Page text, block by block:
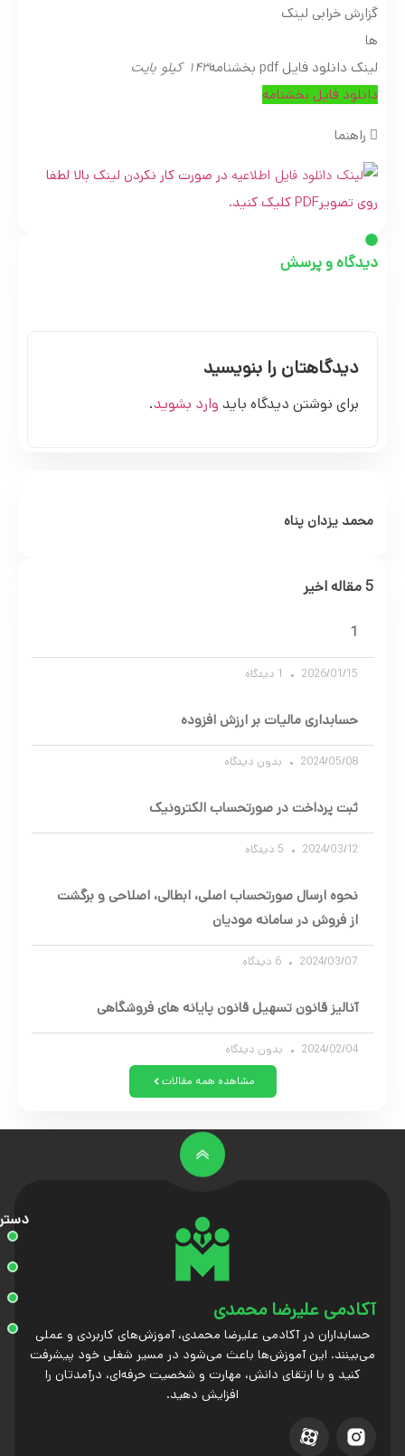
گزارش خرابی لینک
ها
لینک دانلود فایل pdf بخشنامه
143 کیلو بایت
دانلود فایل بخشنامه
راهنما
در صورت کار نکردن لینک بالا لطفا
روی تصویرPDF کلیک کنید.
دیدگاه و پرسش
دیدگاهتان را بنویسید
برای نوشتن دیدگاه باید وارد بشوید.
محمد یزدان پناه
5 مقاله اخیر
1
2026/01/15
حسابداری مالیات بر ارزش افزوده
2024/05/08 بدون دیدگاه
ثبت پرداخت در صورتحساب الکترونیک
2024/03/12
نحوه ارسال صورتحساب اصلی، ابطالی، اصلاحی و برگشت
از فروش در سامانه مودیان
2024/03/07
آنالیز قانون تسهیل قانون پایانه های فروشگاهی
2024/02/04 بدون دیدگاه
مشاهده همه مقالات
آکادمی علیرضا محمدی
حسابداران در آکادمی علیرضا محمدی، آموزش‌های کاربردی و عملی
می‌بینند. این آموزش‌ها باعث می‌شود در مسیر شغلی خود پیشرفت
کنید و با ارتقای دانش، مهارت و شخصیت حرفه‌ای، درآمدتان را
افزایش دهید.